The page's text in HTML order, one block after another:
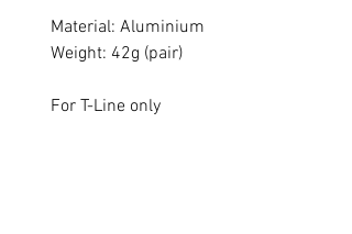
Material: Aluminium
Weight: 42g (pair)
For T-Line only